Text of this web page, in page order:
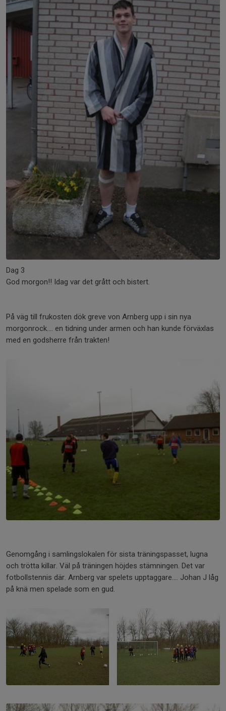
Dag 3
God morgon!! Idag var det grått och bistert.
På väg till frukosten dök greve von Arnberg upp i sin nya
morgonrock.... en tidning under armen och han kunde förväxlas
med en godsherre från trakten!
Genomgång i samlingslokalen för sista träningspasset, lugna
och trötta killar. Väl på träningen höjdes stämningen. Det var
fotbollstennis där. Arnberg var spelets upptaggare.... Johan J låg
på knä men spelade som en gud.